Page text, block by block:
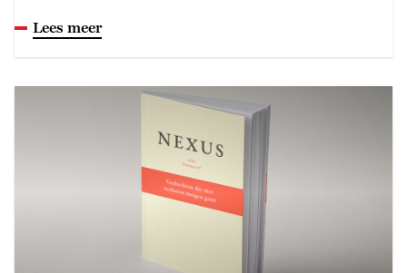
Lees meer